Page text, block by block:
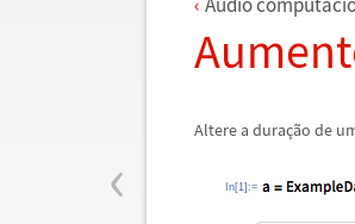
‹
Altere a duração de
In[1]:=